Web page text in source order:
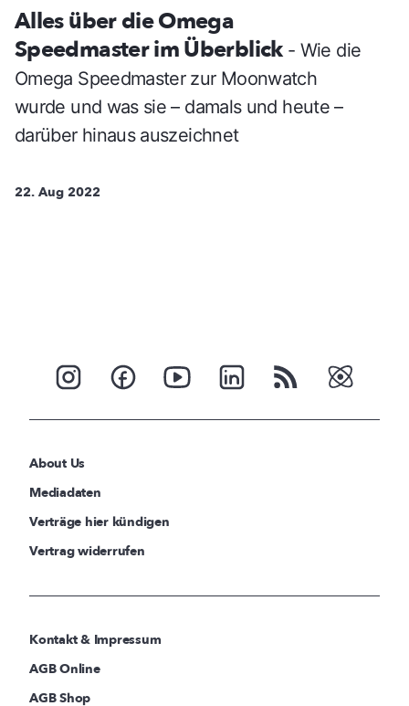
Alles über die Omega
Speedmaster im Überblick - Wie die
Omega Speedmaster zur Moonwatch
wurde und was sie – damals und heute –
darüber hinaus auszeichnet
22. Aug 2022
About Us
Mediadaten
Verträge hier kündigen
Vertrag widerrufen
Kontakt & Impressum
AGB Online
AGB Shop